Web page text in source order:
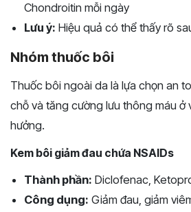
Chondroitin mỗi ngày
Lưu ý: Hiệu quả có thể thấy rõ
Nhóm thuốc bôi
Thuốc bôi ngoài da là lựa chọn an
chỗ và tăng cường lưu thông máu ở
hưởng.
Kem bôi giảm đau chứa NSAIDs
Thành phần: Diclofenac,
Công dụng: Giảm đau, giảm